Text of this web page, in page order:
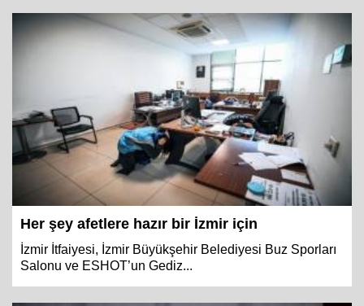
Her şey afetlere hazır bir İzmir için
İzmir İtfaiyesi, İzmir Büyükşehir Belediyesi Buz Sporları
Salonu ve ESHOT’un Gediz...